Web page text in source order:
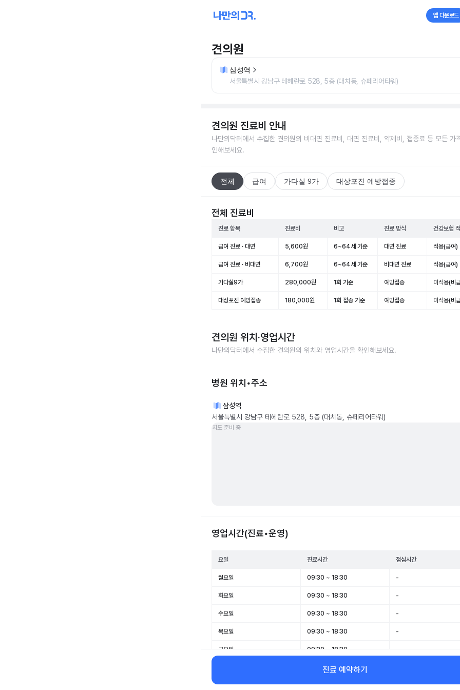
앱 다운로드
견의원
삼성역
서울특별시 강남구 테헤란로 528, 5층 (대치동, 슈페리어타워)
견의원 진료비 안내
나만의닥터에서 수집한 견의원의 비대면 진료비, 대면 진료비, 약제비, 접종료 등 모든 가
인해보세요.
전체 급여 가다실 9가 대상포진 예방접종
전체 진료비
진료 항목 진료비 비고 진료 방식 건강보험
급여 진료 · 대면 5,600원 6~64세 기준 대면 진료 적용(급여)
급여 진료 · 비대면 6,700원 6~64세 기준 비대면 진료 적용(급여)
가다실9가 280,000원 1회 기준 예방접종 미적용(비
대상포진 예방접종 180,000원 1회 접종 기준 예방접종 미적용(비
견의원 위치·영업시간
나만의닥터에서 수집한 견의원의 위치와 영업시간을 확인해보세요.
병원 위치•주소
삼성역
서울특별시 강남구 테헤란로 528, 5층 (대치동, 슈페리어타워)
지도 준비 중
영업시간(진료•운영)
요일 진료시간 점심시간
월요일 09:30 ~ 18:30 -
화요일 09:30 ~ 18:30 -
수요일 09:30 ~ 18:30 -
목요일 09:30 ~ 18:30 -
금요일 09:30 ~ 18:30
09:30 ~ 14:00
일요일 휴무 -
진료 예약하기